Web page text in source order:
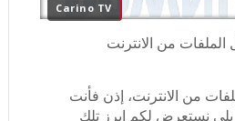
Carino TV
الملفات من الانترنت
من الانترنت، إذن فأنت
يلي نستعرض لكم ابرز تلك